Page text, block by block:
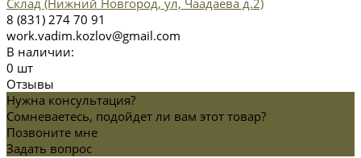
Склад (Нижний Новгород, ул, Чаадаева д.2)
8 (831) 274 70 91
work.vadim.kozlov@gmail.com
В наличии:
0 шт
Отзывы
Нужна консультация?
Сомневаетесь, подойдет ли вам этот товар?
Позвоните мне
Задать вопрос